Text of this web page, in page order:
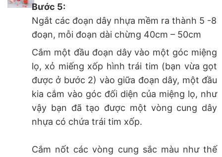
Bước 5:
Ngắt các đoạn dây nhựa mềm ra thành 5 -8
đoạn, mỗi đoạn dài chừng 40cm – 50cm
Cắm một đầu đoạn dây vào một góc miệng
lọ, xỏ miếng xốp hình trái tim (bạn vừa gọt
được ở bước 2) vào giữa đoạn dây, một đầu
kia cắm vào góc đối diện của miệng lọ, như
vậy bạn đã tạo được một vòng cung dây
nhựa có chứa trái tim xốp.
Cắm nốt các vòng cung sắc màu như thế